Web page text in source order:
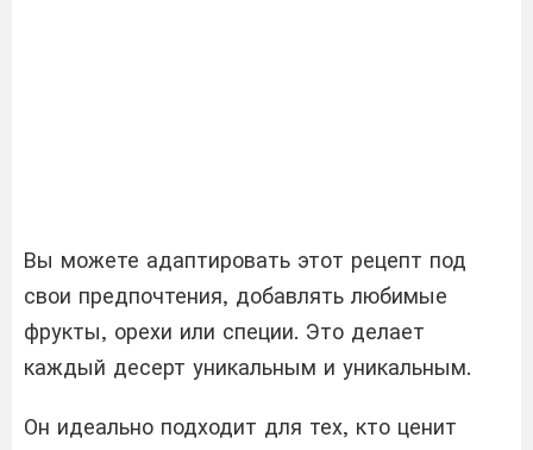
Вы можете адаптировать этот рецепт под
свои предпочтения, добавлять любимые
фрукты, орехи или специи. Это делает
каждый десерт уникальным и уникальным.
Он идеально подходит для тех, кто ценит